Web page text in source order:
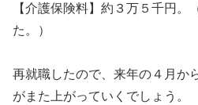
【介護保険料】約３万５千円。
た。）
再就職したので、来年の４月か
がまた上がっていくでしょう。